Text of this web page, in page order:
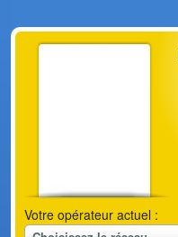
Votre opérateur actuel :